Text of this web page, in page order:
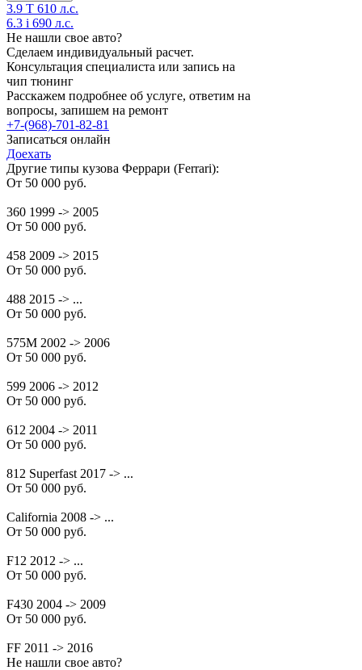
3.9 T 610 л.с.
6.3 i 690 л.с.
Не нашли свое авто?
Сделаем индивидуальный расчет.
Консультация специалиста или запись на
чип тюнинг
Расскажем подробнее об услуге, ответим на
вопросы, запишем на ремонт
+7-(968)-701-82-81
Записаться онлайн
Доехать
Другие типы кузова Феррари (Ferrari):
От 50 000 руб.
360 1999 -> 2005
От 50 000 руб.
458 2009 -> 2015
От 50 000 руб.
488 2015 -> ...
От 50 000 руб.
575M 2002 -> 2006
От 50 000 руб.
599 2006 -> 2012
От 50 000 руб.
612 2004 -> 2011
От 50 000 руб.
812 Superfast 2017 -> ...
От 50 000 руб.
California 2008 -> ...
От 50 000 руб.
F12 2012 -> ...
От 50 000 руб.
F430 2004 -> 2009
От 50 000 руб.
FF 2011 -> 2016
Не нашли свое авто?